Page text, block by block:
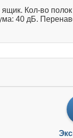
Кол-во
40 дБ.